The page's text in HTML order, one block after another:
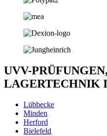
UVV-
LAGERTECHNIK
Lübbecke
Minden
Herford
Bielefeld